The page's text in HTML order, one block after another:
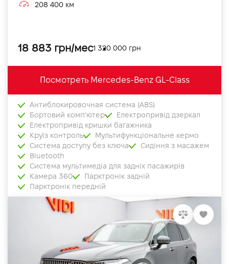
208 400 км
18 883 грн/мес1 320 000 грн
Посмотреть Mercedes-Benz GL-Class
Антиблокировочная система (ABS)
Бортовий комп'ютер
Електропривід дзеркал
Електропривід кришки багажника
Круїз контроль
Мультифункціональне кермо
Система доступу без ключа
Сидіння з масажем
Bluetooth
Система мультимедіа для задніх пасажирів
Камера 360
Парктронік задній
Парктронік передній